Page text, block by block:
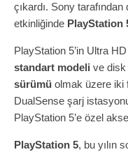
çıkardı. Sony
etkinliğinde PlayStation
PlayStation 5’in Ultra
standart modeli ve
sürümü olmak üzere iki
DualSense şarj
PlayStation 5’e özel
PlayStation 5, bu yılın